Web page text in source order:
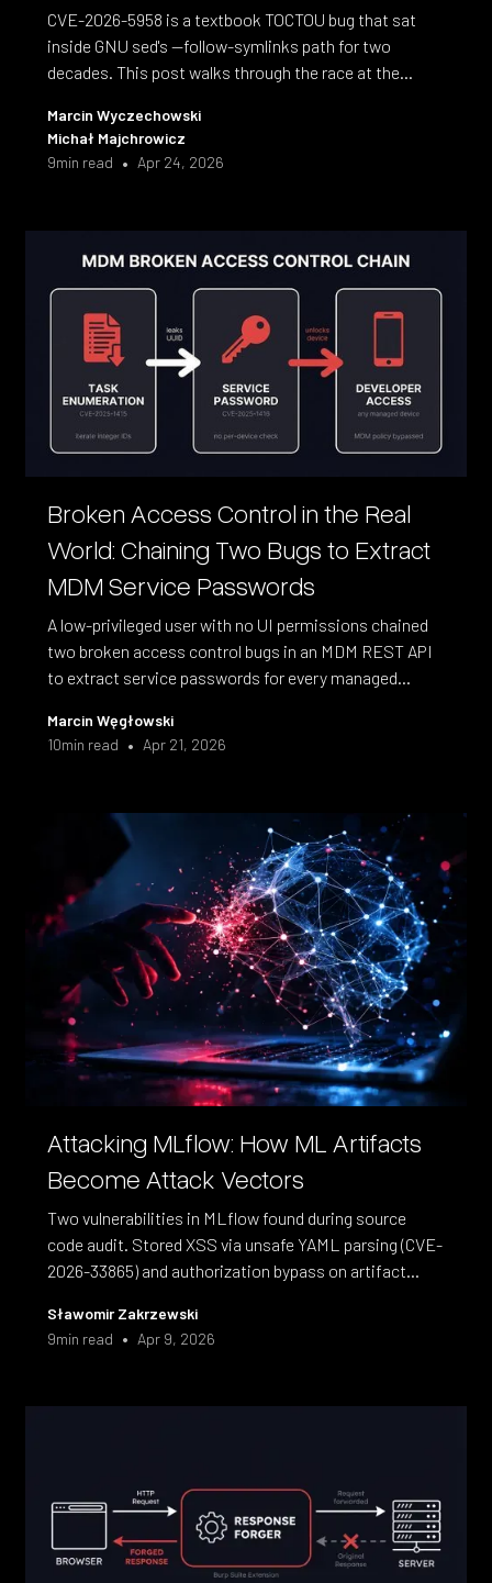
CVE-2026-5958 is a textbook TOCTOU bug that sat
inside GNU sed's --follow-symlinks path for two
decades. This post walks through the race at the
Marcin Wyczechowski
Michał Majchrowicz
9min read • Apr 24, 2026
Broken Access Control in the Real
World: Chaining Two Bugs to Extract
MDM Service Passwords
A low-privileged user with no UI permissions chained
two broken access control bugs in an MDM REST API
to extract service passwords for every managed
2025-1416, from task enumeration to full developer
access on any phone in the fleet.
Marcin Węgłowski
10min read • Apr 21, 2026
Attacking MLflow: How ML Artifacts
Become Attack Vectors
Two vulnerabilities in MLflow found during source
code audit. Stored XSS via unsafe YAML parsing (CVE-
2026-33865) and authorization bypass on artifact
Sławomir Zakrzewski
9min read • Apr 9, 2026